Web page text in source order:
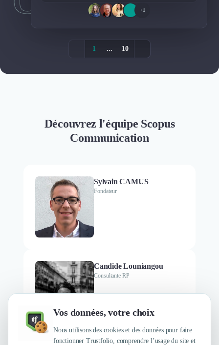
Vos données, votre choix
Nous utilisons des cookies et des données pour faire
fonctionner Trustfolio, comprendre l’usage du site et
+1
1 ... 10
Découvrez l'équipe Scopus
Communication
Sylvain CAMUS
Fondateur
Candide Louniangou
Consultante RP